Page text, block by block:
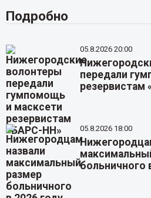
Подробно
05.8.2026 20:00
передали
резервистам
05.8.2026 18:00
больничного